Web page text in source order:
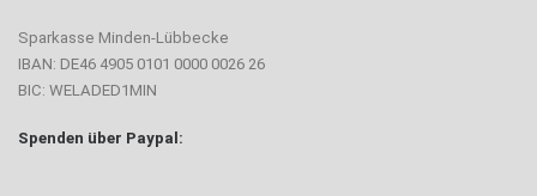
Sparkasse Minden-Lübbecke
IBAN: DE46 4905 0101 0000 0026 26
BIC: WELADED1MIN
Spenden über Paypal: